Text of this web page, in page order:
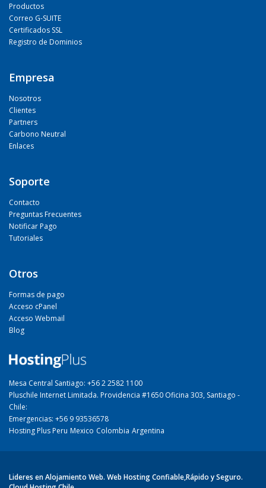
Productos
Correo G-SUITE
Certificados SSL
Registro de Dominios
Empresa
Nosotros
Clientes
Partners
Carbono Neutral
Enlaces
Soporte
Contacto
Preguntas Frecuentes
Notificar Pago
Tutoriales
Otros
Formas de pago
Acceso cPanel
Acceso Webmail
Blog
Mesa Central Santiago: +56 2 2582 1100
Pluschile Internet Limitada. Providencia #1650 Oficina 303, Santiago -
Chile:
Emergencias: +56 9 93536578
Hosting Plus Peru Mexico Colombia Argentina
Lideres en Alojamiento Web. Web Hosting Confiable,Rápido y Seguro.